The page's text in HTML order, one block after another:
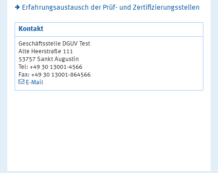
Erfahrungsaustausch der Prüf- und Zertifizierungsstellen
Kontakt
Geschäftsstelle DGUV Test
Alte Heerstraße 111
53757 Sankt Augustin
Tel: +49 30 13001-4566
Fax: +49 30 13001-864566
E-Mail